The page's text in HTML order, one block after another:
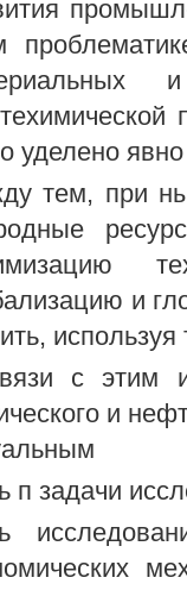
уделено
тем, при
и
с этим
и
п задачи